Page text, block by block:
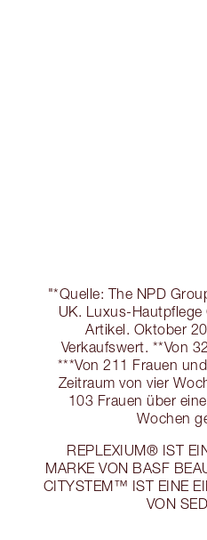
"*Quelle: The NPD
UK. Luxus-
Artikel. Oktober
Verkaufswert. **Von
***Von 211 Frauen
Zeitraum von vier
103 Frauen über
Wochen
REPLEXIUM® IST
MARKE VON BASF
CITYSTEM™ IST EINE
VON